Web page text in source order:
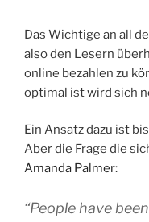
Das Wichtige an all
also den Lesern
online bezahlen zu
optimal ist wird sich
Ein Ansatz dazu ist
Aber die Frage die
Amanda Palmer:
“People have